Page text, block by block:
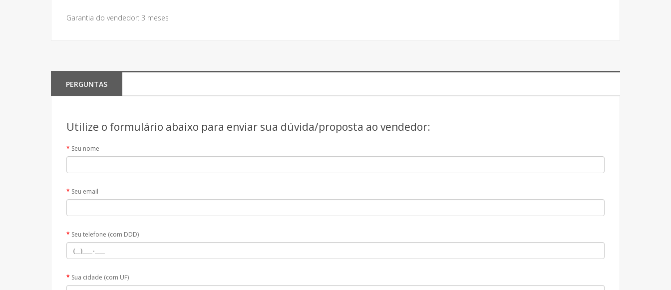
Garantia do vendedor: 3 meses
PERGUNTAS
Utilize o formulário abaixo para enviar sua dúvida/proposta ao vendedor:
Seu nome
Seu email
Seu telefone (com DDD)
Sua cidade (com UF)